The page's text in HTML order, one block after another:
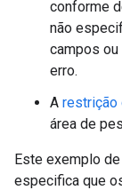
conforme
não
campos ou
erro.
A restrição
área de
Este exemplo
especifica que